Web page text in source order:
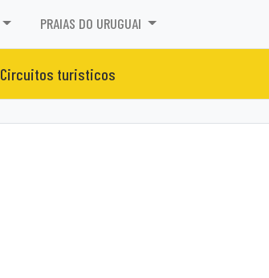
PRAIAS DO URUGUAI
Circuitos turisticos